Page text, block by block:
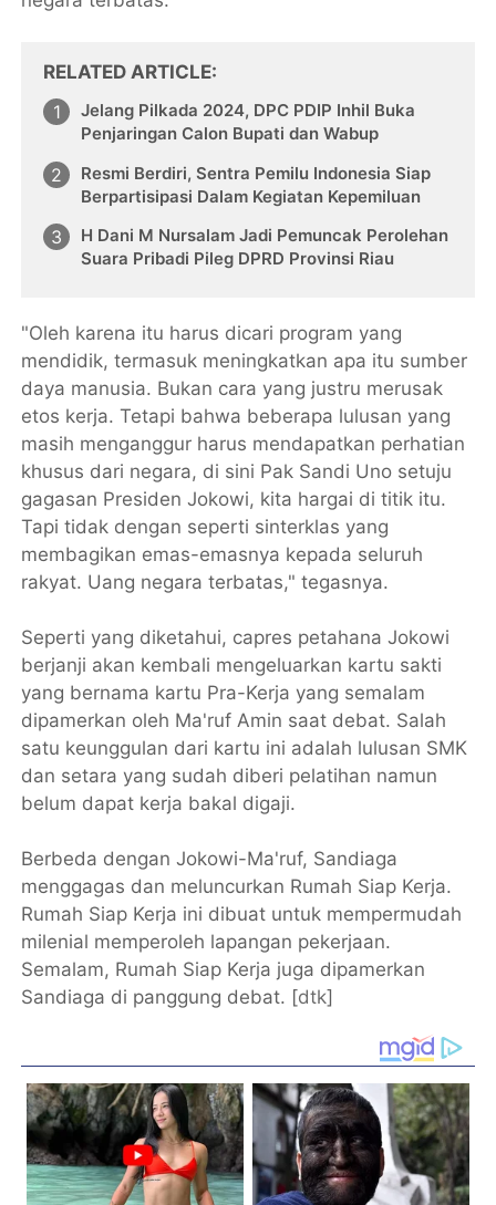
RELATED ARTICLE
Jelang Pilkada 2024, DPC PDIP Inhil Buka
Penjaringan Calon Bupati dan Wabup
Resmi Berdiri, Sentra Pemilu Indonesia Siap
Berpartisipasi Dalam Kegiatan Kepemiluan
H Dani M Nursalam Jadi Pemuncak Perolehan
Suara Pribadi Pileg DPRD Provinsi Riau
"Oleh karena itu harus dicari program yang
mendidik, termasuk meningkatkan apa itu sumber
daya manusia. Bukan cara yang justru merusak
etos kerja. Tetapi bahwa beberapa lulusan yang
masih menganggur harus mendapatkan perhatian
khusus dari negara, di sini Pak Sandi Uno setuju
gagasan Presiden Jokowi, kita hargai di titik itu.
Tapi tidak dengan seperti sinterklas yang
membagikan emas-emasnya kepada seluruh
rakyat. Uang negara terbatas," tegasnya.
Seperti yang diketahui, capres petahana Jokowi
berjanji akan kembali mengeluarkan kartu sakti
yang bernama kartu Pra-Kerja yang semalam
dipamerkan oleh Ma'ruf Amin saat debat. Salah
satu keunggulan dari kartu ini adalah lulusan SMK
dan setara yang sudah diberi pelatihan namun
belum dapat kerja bakal digaji.
Berbeda dengan Jokowi-Ma'ruf, Sandiaga
menggagas dan meluncurkan Rumah Siap Kerja.
Rumah Siap Kerja ini dibuat untuk mempermudah
milenial memperoleh lapangan pekerjaan.
Semalam, Rumah Siap Kerja juga dipamerkan
Sandiaga di panggung debat. [dtk]